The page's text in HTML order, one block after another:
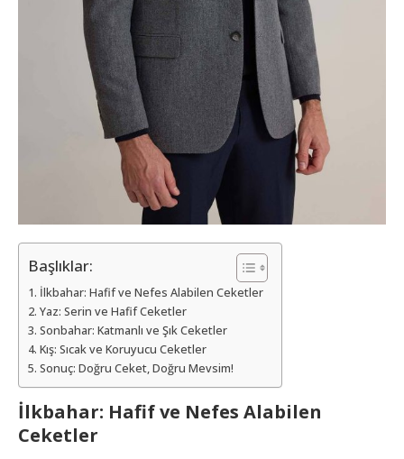
Başlıklar:
İlkbahar: Hafif ve Nefes Alabilen Ceketler
Yaz: Serin ve Hafif Ceketler
Sonbahar: Katmanlı ve Şık Ceketler
Kış: Sıcak ve Koruyucu Ceketler
Sonuç: Doğru Ceket, Doğru Mevsim!
İlkbahar: Hafif ve Nefes Alabilen
Ceketler